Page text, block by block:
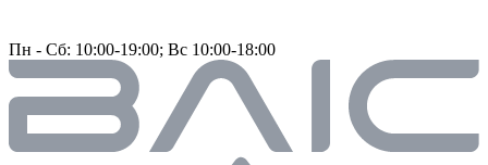
Пн - Сб: 10:00-19:00; Вс 10:00-18:00